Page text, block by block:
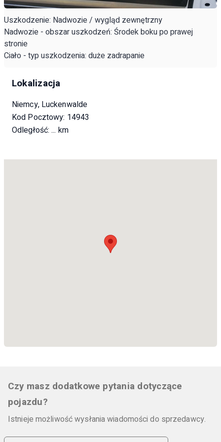
Uszkodzenie: Nadwozie / wygląd zewnętrzny
Nadwozie - obszar uszkodzeń: Środek boku po prawej
stronie
Ciało - typ uszkodzenia: duże zadrapanie
Lokalizacja
Niemcy, Luckenwalde
Kod Pocztowy: 14943
Odległość:... km
Czy masz dodatkowe pytania dotyczące
pojazdu?
Istnieje możliwość wysłania wiadomości do sprzedawcy.